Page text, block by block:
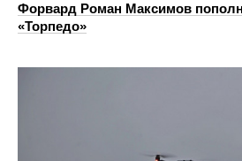
Форвард Роман Максимов
«Торпедо»